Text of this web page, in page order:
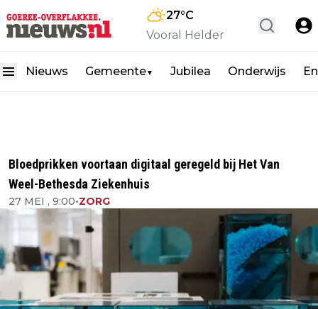
27°C
Vooral Helder
Nieuws Gemeente▼ Jubilea Onderwijs
Bloedprikken voortaan digitaal geregeld bij Het Van
Weel-Bethesda Ziekenhuis
27 MEI , 9:00•ZORG